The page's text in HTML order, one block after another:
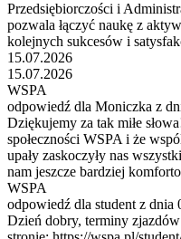
Przedsiębiorczości i
pozwala łączyć naukę z
kolejnych sukcesów i
15.07.2026
15.07.2026
WSPA
odpowiedź dla Moniczka z
Dziękujemy za tak miłe
społeczności WSPA i że
upały zaskoczyły nas
nam jeszcze bardziej
WSPA
odpowiedź dla student z dnia
Dzień dobry, terminy